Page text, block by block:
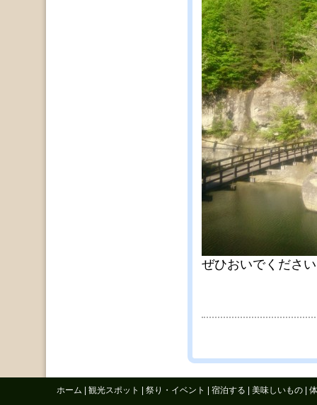
ぜひおいでくださ
ホーム 観光スポット 祭り・イベント 宿泊する 美味しいもの